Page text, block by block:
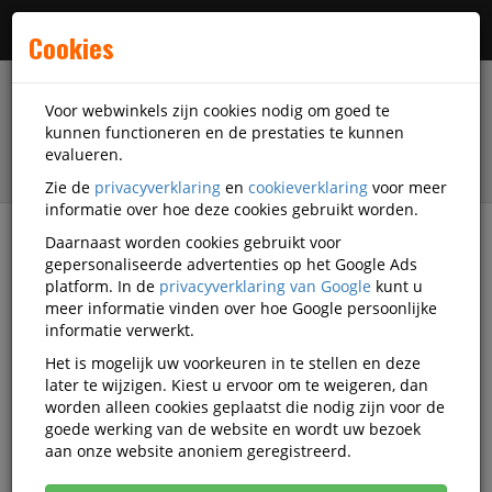
filter
Outlet
DiscountOffice.nl Outlet
Het betreft hier de laatste stuks van een aantal
artikelen in ons magazijn.
Zowel voor de prijs als leverbaarheid geldt OP=OP!
Cookies
Voor webwinkels zijn cookies nodig om goed te
kunnen functioneren en de prestaties te kunnen
evalueren.
Zie de privacyverklaring en cookieverklaring voor meer
informatie over hoe deze cookies gebruikt worden.
Daarnaast worden cookies gebruikt voor
gepersonaliseerde advertenties op het Google Ads
platform. In de privacyverklaring van Google kunt u
meer informatie vinden over hoe Google persoonlijke
informatie verwerkt.
Het is mogelijk uw voorkeuren in te stellen en deze
later te wijzigen. Kiest u ervoor om te weigeren, dan
worden alleen cookies geplaatst die nodig zijn voor de
goede werking van de website en wordt uw bezoek
aan onze website anoniem geregistreerd.